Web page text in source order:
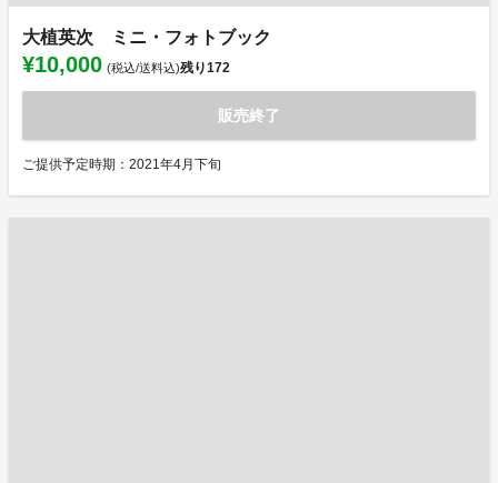
大植英次 ミニ・フォトブック
¥10,000 (税込/送料込)残り172
販売終了
ご提供予定時期：2021年4月下旬